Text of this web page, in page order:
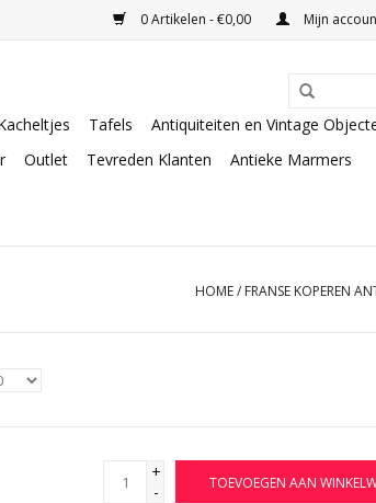
0 Artikelen - €0,00 Mijn
Tafels
Antiquiteiten en Vintage
Outlet Tevreden Klanten
Antieke Marmers
HOME/ FRANSE KOPEREN
+
-
TOEVOEGEN AAN